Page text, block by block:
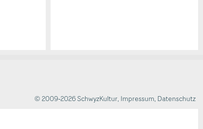
© 2009-2026 SchwyzKultur, Impressum, Datenschutz